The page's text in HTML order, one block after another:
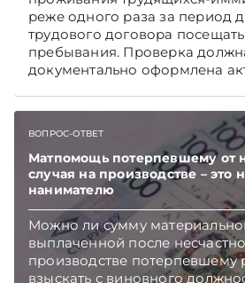
реже одного раза за период
трудового договора
пребывания. Проверка
документально оформлена
ВОПРОС-ОТВЕТ
Матпомощь потерпевшему от
случая на производстве – это
нанимателю
Можно ли сумму
выплаченной после
производстве потерпевшему
взыскать с виновного